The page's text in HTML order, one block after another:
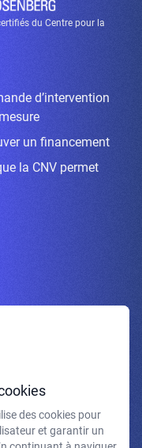
du Centre pour la
d’intervention
un financement
la CNV permet
avoir pris connaissance de
des cookies pour
et garantir un